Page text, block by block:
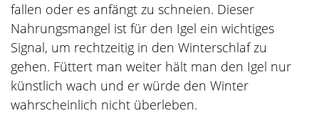
fallen oder es anfängt zu schneien. Dieser
Nahrungsmangel ist für den Igel ein wichtiges
Signal, um rechtzeitig in den Winterschlaf zu
gehen. Füttert man weiter hält man den Igel nur
künstlich wach und er würde den Winter
wahrscheinlich nicht überleben.